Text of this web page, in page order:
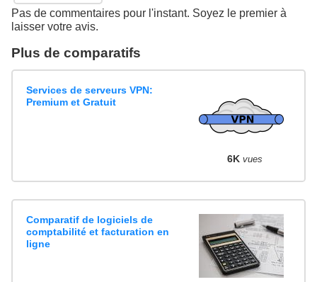
Pas de commentaires pour l'instant. Soyez le premier à
laisser votre avis.
Plus de comparatifs
Services de serveurs VPN:
Premium et Gratuit
6K vues
Comparatif de logiciels de
comptabilité et facturation en
ligne